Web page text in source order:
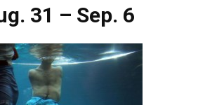
31 – Sep. 6